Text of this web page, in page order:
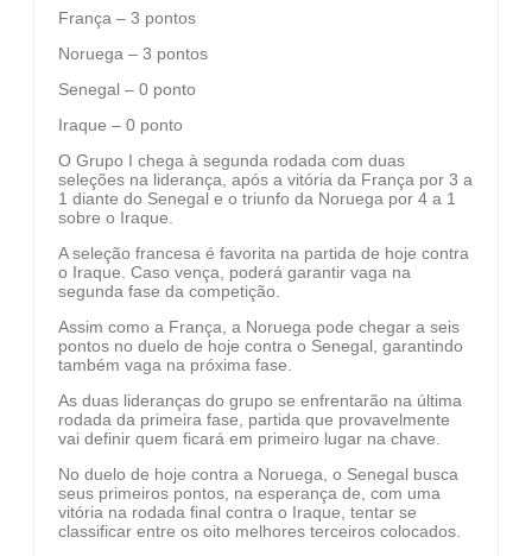
França – 3 pontos
Noruega – 3 pontos
Senegal – 0 ponto
Iraque – 0 ponto
O Grupo I chega à segunda rodada com duas
seleções na liderança, após a vitória da França por 3 a
1 diante do Senegal e o triunfo da Noruega por 4 a 1
sobre o Iraque.
A seleção francesa é favorita na partida de hoje contra
o Iraque. Caso vença, poderá garantir vaga na
segunda fase da competição.
Assim como a França, a Noruega pode chegar a seis
pontos no duelo de hoje contra o Senegal, garantindo
também vaga na próxima fase.
As duas lideranças do grupo se enfrentarão na última
rodada da primeira fase, partida que provavelmente
vai definir quem ficará em primeiro lugar na chave.
No duelo de hoje contra a Noruega, o Senegal busca
seus primeiros pontos, na esperança de, com uma
vitória na rodada final contra o Iraque, tentar se
classificar entre os oito melhores terceiros colocados.